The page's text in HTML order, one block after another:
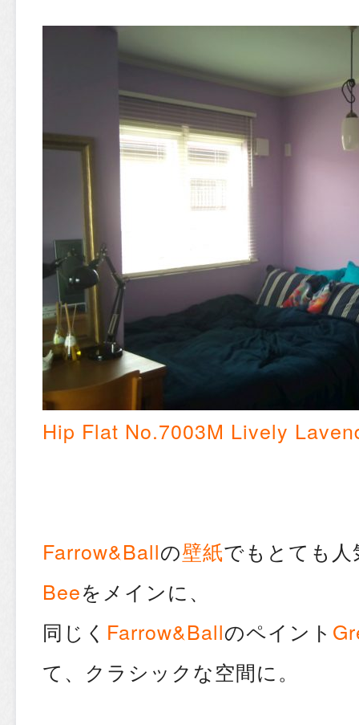
Hip Flat No.7003M Lively
Farrow&Ballの壁紙でもとても
Beeをメインに、
同じく Farrow&Ballのペイント
て、クラシックな空間に。